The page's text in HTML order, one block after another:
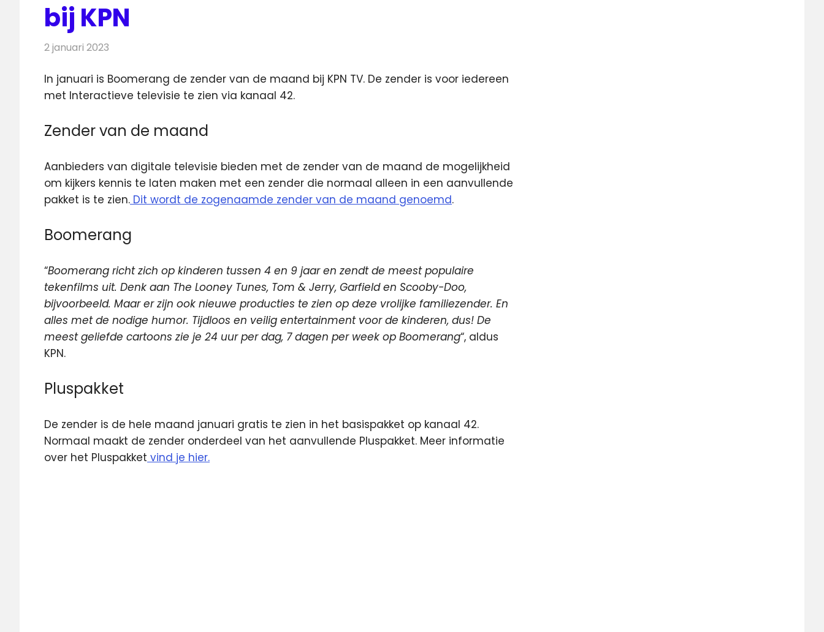
bij KPN
2 januari 2023
In januari is Boomerang de zender van de maand bij KPN TV. De zender is voor iedereen
met Interactieve televisie te zien via kanaal 42.
Zender van de maand
Aanbieders van digitale televisie bieden met de zender van de maand de mogelijkheid
om kijkers kennis te laten maken met een zender die normaal alleen in een aanvullende
pakket is te zien. Dit wordt de zogenaamde zender van de maand genoemd.
Boomerang
“Boomerang richt zich op kinderen tussen 4 en 9 jaar en zendt de meest populaire
tekenfilms uit. Denk aan The Looney Tunes, Tom & Jerry, Garfield en Scooby-Doo,
bijvoorbeeld. Maar er zijn ook nieuwe producties te zien op deze vrolijke familiezender. En
alles met de nodige humor. Tijdloos en veilig entertainment voor de kinderen, dus! De
meest geliefde cartoons zie je 24 uur per dag, 7 dagen per week op Boomerang“, aldus
KPN.
Pluspakket
De zender is de hele maand januari gratis te zien in het basispakket op kanaal 42.
Normaal maakt de zender onderdeel van het aanvullende Pluspakket. Meer informatie
over het Pluspakket vind je hier.